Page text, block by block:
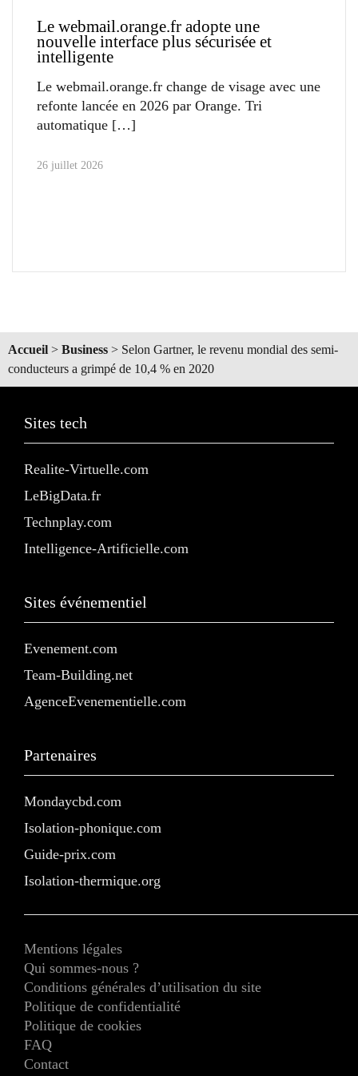
Le webmail.orange.fr adopte une
nouvelle interface plus sécurisée et
intelligente
Le webmail.orange.fr change de visage avec une
refonte lancée en 2026 par Orange. Tri
automatique
26 juillet 2026
Accueil > Business > Selon Gartner, le revenu mondial des semi-
conducteurs a grimpé de 10,4 % en 2020
Sites tech
Realite-Virtuelle.com
LeBigData.fr
Technplay.com
Intelligence-Artificielle.com
Sites événementiel
Evenement.com
Team-Building.net
AgenceEvenementielle.com
Partenaires
Mondaycbd.com
Isolation-phonique.com
Guide-prix.com
Isolation-thermique.org
Mentions légales
Qui sommes-nous ?
Conditions générales d’utilisation du site
Politique de confidentialité
Politique de cookies
FAQ
Contact